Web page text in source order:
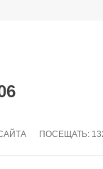
ПОСЕЩАТЬ: